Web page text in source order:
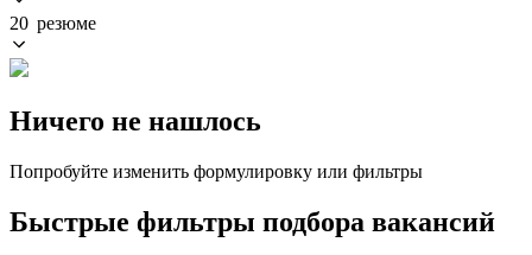
20 резюме
Ничего не нашлось
Попробуйте изменить формулировку или фильтры
Быстрые фильтры подбора вакансий